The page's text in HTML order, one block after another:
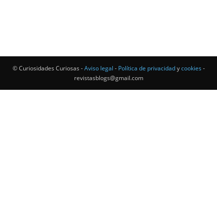
© Curiosidades Curiosas -Aviso legal - Política de privacidadycookies -
revistasblogs@gmail.com